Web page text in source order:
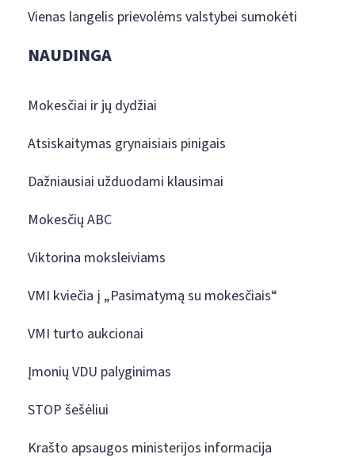
Vienas langelis prievolėms valstybei sumokėti
NAUDINGA
Mokesčiai ir jų dydžiai
Atsiskaitymas grynaisiais pinigais
Dažniausiai užduodami klausimai
Mokesčių ABC
Viktorina moksleiviams
VMI kviečia į „Pasimatymą su mokesčiais“
VMI turto aukcionai
Įmonių VDU palyginimas
STOP šešėliui
Krašto apsaugos ministerijos informacija